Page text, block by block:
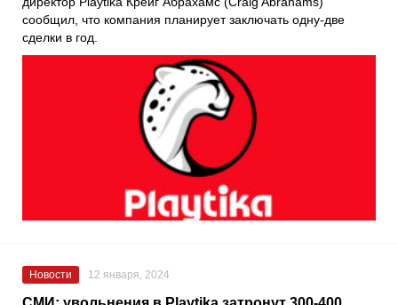
сообщил, что компания планирует заключать одну-две
сделки в год.
Новости 12 января, 2024